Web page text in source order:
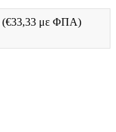
(€33,33 με ΦΠΑ)